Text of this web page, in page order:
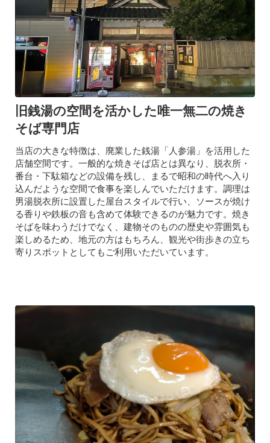
旧銭湯の空間を活かした唯一無二の焼き
そば専門店
当店の大きな特徴は、廃業した銭湯「人参湯」を活用した
店舗空間です。一般的な焼きそば店とは異なり、脱衣所・
番台・下駄箱などの設備を残し、まるで昭和の時代へ入り
込んだような空間で食事を楽しんでいただけます。調理は
男湯脱衣所に設置した屋台スタイルで行い、ソースが焼け
る香りや鉄板の音も含めて体験できるのが魅力です。焼き
そばを味わうだけでなく、建物そのものの歴史や雰囲気も
楽しめるため、地元の方はもちろん、観光や街歩きの立ち
寄りスポットとしてもご利用いただいています。